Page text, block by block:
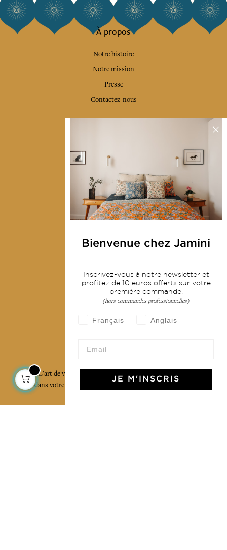
À propos
Notre histoire
Notre mission
Presse
Contactez-nous
Déco & Linge de maison
Linge de table
Sacs & pochettes
Mode
Livraison & retour
Devenir revendeur
Notre communauté
L'Art de Vivre Jamini
L'art de vivre JAMINI raconté avec poésie et élégance
dans votre boîte mail. Inscrivez vous à notre newsletter
Bienvenue chez Jamini
Inscrivez-vous à notre newsletter et
profitez de 10 euros offerts sur votre
première commande.
(hors commandes professionnelles)
Français Anglais
JE M'INSCRIS